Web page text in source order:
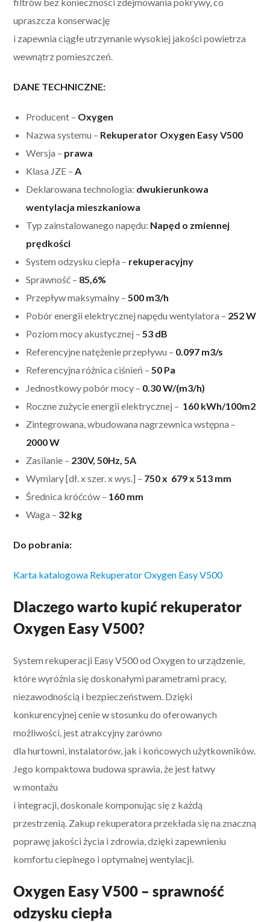
filtrów bez konieczności zdejmowania pokrywy, co
upraszcza konserwację
i zapewnia ciągłe utrzymanie wysokiej jakości powietrza
wewnątrz pomieszczeń.
DANE TECHNICZNE:
Producent – Oxygen
Nazwa systemu – Rekuperator Oxygen Easy V500
Wersja – prawa
Klasa JZE – A
Deklarowana technologia: dwukierunkowa
wentylacja mieszkaniowa
Typ zainstalowanego napędu: Napęd o zmiennej
prędkości
System odzysku ciepła – rekuperacyjny
Sprawność – 85,6%
Przepływ maksymalny – 500 m3/h
Pobór energii elektrycznej napędu wentylatora – 252 W
Poziom mocy akustycznej – 53 dB
Referencyjne natężenie przepływu – 0.097 m3/s
Referencyjna różnica ciśnień –50 Pa
Jednostkowy pobór mocy – 0.30 W/(m3/h)
Roczne zużycie energii elektrycznej – 160 kWh/100m2
Zintegrowana, wbudowana nagrzewnica wstępna –
2000 W
Zasilanie – 230V, 50Hz, 5A
Wymiary [dł. x szer. x wys.] – 750 x 679 x 513 mm
Średnica króćców – 160 mm
Waga – 32 kg
Do pobrania:
Karta katalogowa Rekuperator Oxygen Easy V500
Dlaczego warto kupić rekuperator
Oxygen Easy V500?
System rekuperacji Easy V500 od Oxygen to urządzenie,
które wyróżnia się doskonałymi parametrami pracy,
niezawodnością i bezpieczeństwem. Dzięki
konkurencyjnej cenie w stosunku do oferowanych
możliwości, jest atrakcyjny zarówno
dla hurtowni, instalatorów, jak i końcowych użytkowników.
Jego kompaktowa budowa sprawia, że jest łatwy
w montażu
i integracji, doskonale komponując się z każdą
przestrzenią. Zakup rekuperatora przekłada się na znaczną
poprawę jakości życia i zdrowia, dzięki zapewnieniu
komfortu cieplnego i optymalnej wentylacji.
Oxygen Easy V500 – sprawność
odzysku ciepła